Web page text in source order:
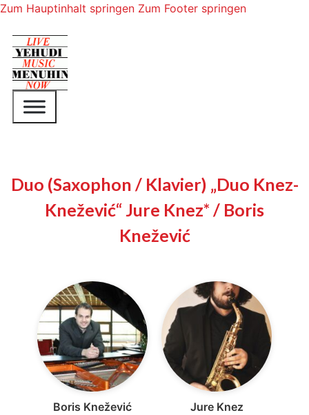
Zum Hauptinhalt springen Zum Footer springen
Duo (Saxophon / Klavier) „Duo Knez-
Knežević“ Jure Knez* / Boris
Knežević
Boris Knežević Jure Knez